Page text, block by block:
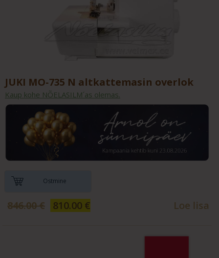
JUKI MO-735 N altkattemasin overlok
Kaup kohe NÕELASILM´as olemas.
Ostmine
846.00€ Algne
hind
810.00 €
price
Loe lisa